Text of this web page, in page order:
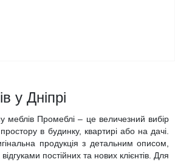
у Дніпрі
меблів Промеблі – це величезний вибір
простору в будинку, квартирі або на дачі.
продукція з детальним описом,
постійних та нових клієнтів. Для